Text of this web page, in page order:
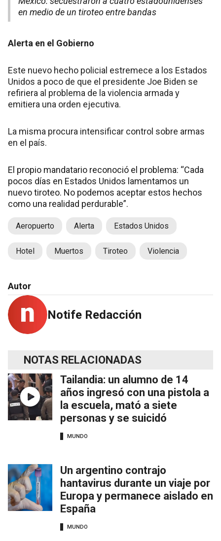
en medio de un tiroteo entre bandas
Alerta en el Gobierno
Este nuevo hecho policial estremece a los Estados
Unidos a poco de que el presidente Joe Biden se
refiriera al problema de la violencia armada y
emitiera una orden ejecutiva.
La misma procura intensificar control sobre armas
en el país.
El propio mandatario reconoció el problema: “Cada
pocos días en Estados Unidos lamentamos un
nuevo tiroteo. No podemos aceptar estos hechos
como una realidad perdurable”.
Aeropuerto Alerta Estados Unidos
Hotel Muertos Tiroteo Violencia
Autor
Notife Redacción
NOTAS RELACIONADAS
Tailandia: un alumno de 14
años ingresó con una pistola a
la escuela, mató a siete
personas y se suicidó
MUNDO
Un argentino contrajo
hantavirus durante un viaje por
Europa y permanece aislado en
España
MUNDO